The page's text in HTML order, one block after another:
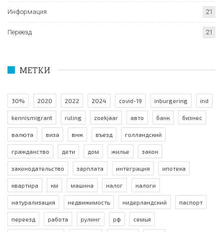
Информация 21
Переезд 21
МЕТКИ
30% 2020 2022 2024 covid-19 inburgering ind
kennismigrant ruling zoekjaar авто банк бизнес
валюта виза внж въезд голландский
гражданство дети дом жилье закон
законодательство зарплата интеграция ипотека
квартира км машина налог налоги
натурализация недвижимость нидерландский паспорт
переезд работа рулинг рф семья